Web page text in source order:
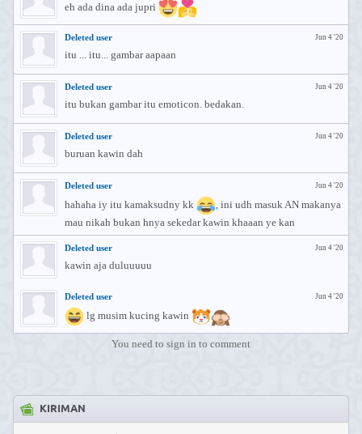
eh ada dina ada jupri
Jun 4 '20
Deleted user
itu ... itu... gambar aapaan
Jun 4 '20
Deleted user
itu bukan gambar itu emoticon. bedakan.
Jun 4 '20
Deleted user
buruan kawin dah
Jun 4 '20
Deleted user
hahaha iy itu kamaksudny kk
, ini udh masuk AN makanya
mau nikah bukan hnya sekedar kawin khaaan ye kan
Jun 4 '20
Deleted user
kawin aja duluuuuu
Jun 4 '20
Deleted user
lg musim kucing kawin
You need to sign in to comment
KIRIMAN